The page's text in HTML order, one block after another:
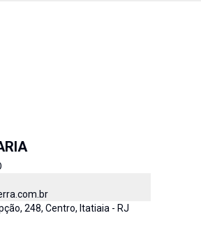
248, Centro, Itatiaia - RJ